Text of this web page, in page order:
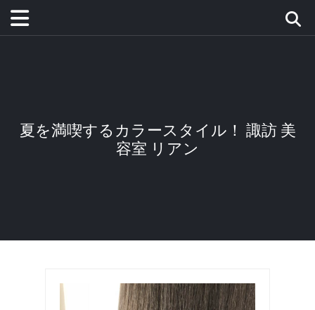
夏を満喫するカラースタイル！ 諏訪 美
容室 リアン